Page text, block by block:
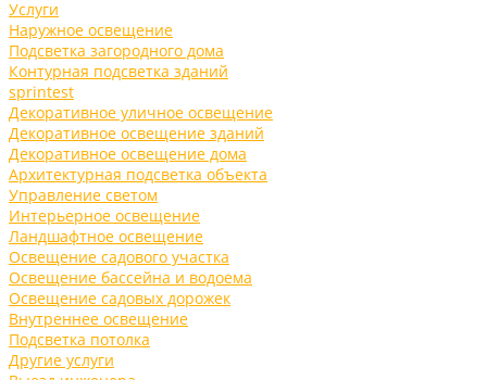
Услуги
Наружное освещение
Подсветка загородного дома
Контурная подсветка зданий
sprintest
Декоративное уличное освещение
Декоративное освещение зданий
Декоративное освещение дома
Архитектурная подсветка объекта
Управление светом
Интерьерное освещение
Ландшафтное освещение
Освещение садового участка
Освещение бассейна и водоема
Освещение садовых дорожек
Внутреннее освещение
Подсветка потолка
Другие услуги